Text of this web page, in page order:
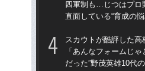
四軍制も…じつはプロ
直面している“育成の悩
スカウトが酷評した高
「あんなフォームじゃ
だった”野茂英雄10代